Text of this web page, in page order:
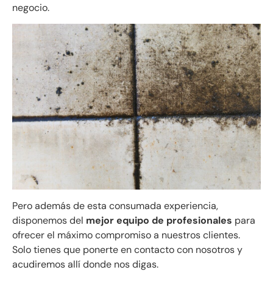
negocio.
Pero además de esta consumada experiencia,
disponemos del mejor equipo de profesionales para
ofrecer el máximo compromiso a nuestros clientes.
Solo tienes que ponerte en contacto con nosotros y
acudiremos allí donde nos digas.